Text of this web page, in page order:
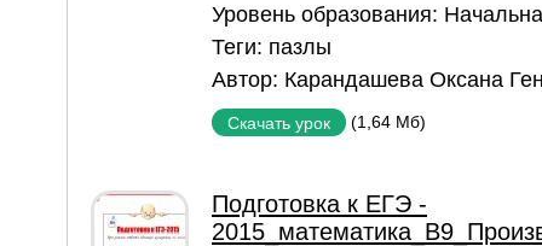
Уровень образования:
Теги: пазлы
Автор: Карандашева Оксана
Скачать урок (1,64 Мб)
Подготовка к ЕГЭ -